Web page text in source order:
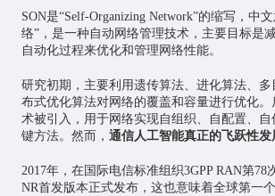
SON是“Self-Organizing Network”的缩写，中
络”，是一种自动网络管理技术，主要目标是
自动化过程来优化和管理网络性能。
研究初期，主要利用遗传算法、进化算法、
布式优化算法对网络的覆盖和容量进行优化
术被引入，用于网络实现自组织、自配置、
键方法。然而， 通信人工智能真正的飞跃性发
2017年，在国际电信标准组织3GPP RAN第78
NR首发版本正式发布，这也意味着全球第一